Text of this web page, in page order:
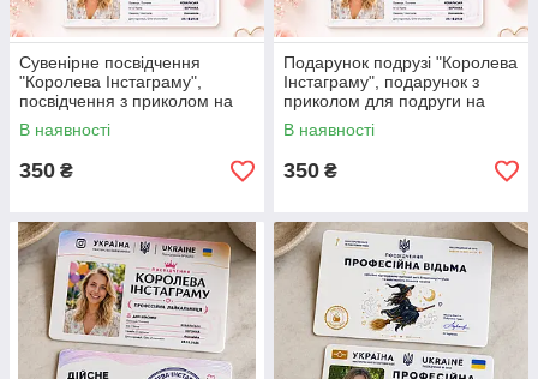
Сувенірне посвідчення
"Королева Інстаграму",
посвідчення з приколом на
подарунок для жінки/
дружини.
В наявності
350 ₴
Подарунок подрузі "Королева
Інстаграму", подарунок з
приколом для подруги на
День Народження.
В наявності
350 ₴